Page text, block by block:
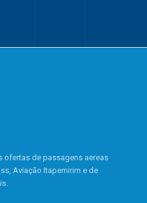
ofertas de passagens aereas
Aviação Itapemirim e de